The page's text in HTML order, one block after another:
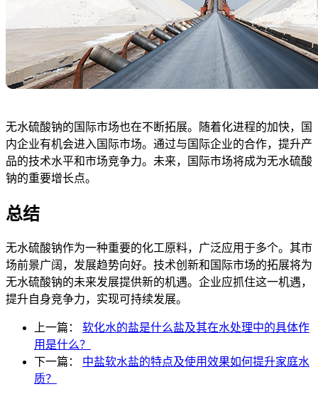
无水硫酸钠的国际市场也在不断拓展。随着化进程的加快，国
内企业有机会进入国际市场。通过与国际企业的合作，提升产
品的技术水平和市场竞争力。未来，国际市场将成为无水硫酸
钠的重要增长点。
总结
无水硫酸钠作为一种重要的化工原料，广泛应用于多个。其市
场前景广阔，发展趋势向好。技术创新和国际市场的拓展将为
无水硫酸钠的未来发展提供新的机遇。企业应抓住这一机遇，
提升自身竞争力，实现可持续发展。
上一篇： 软化水的盐是什么盐及其在水处理中的具体作
用是什么？
下一篇： 中盐软水盐的特点及使用效果如何提升家庭水
质？